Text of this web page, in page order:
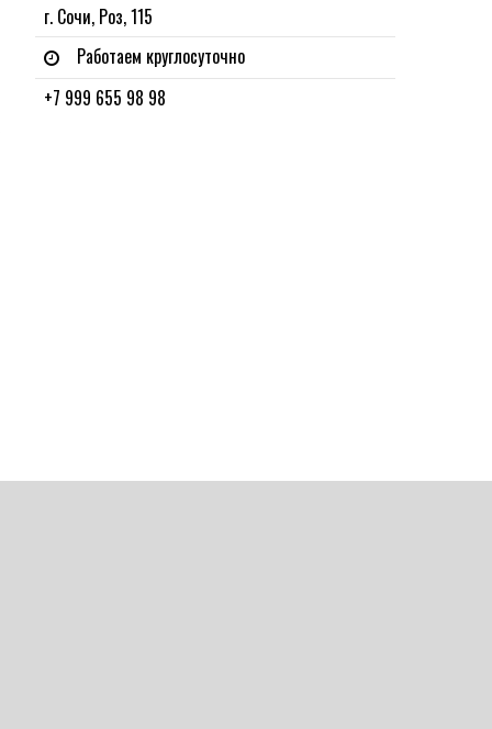
г. Сочи, Роз, 115
Работаем круглосуточно
+7 999 655 98 98